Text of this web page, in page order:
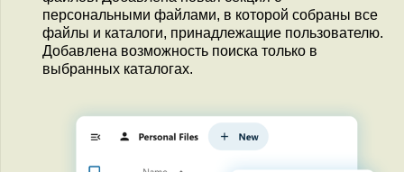
персональными файлами, в которой собраны все
файлы и каталоги, принадлежащие пользователю.
Добавлена возможность поиска только в
выбранных каталогах.